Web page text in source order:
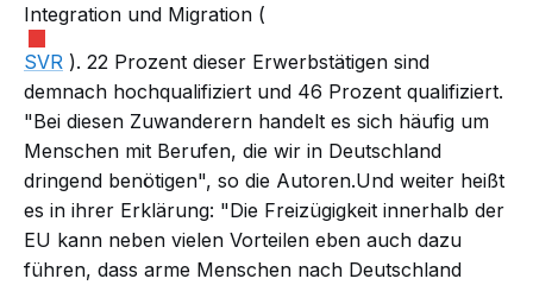
Integration und Migration (
SVR ). 22 Prozent dieser Erwerbstätigen sind
demnach hochqualifiziert und 46 Prozent qualifiziert.
"Bei diesen Zuwanderern handelt es sich häufig um
Menschen mit Berufen, die wir in Deutschland
dringend benötigen", so die Autoren.Und weiter heißt
es in ihrer Erklärung: "Die Freizügigkeit innerhalb der
EU kann neben vielen Vorteilen eben auch dazu
führen, dass arme Menschen nach Deutschland